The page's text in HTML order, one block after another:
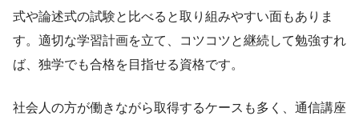
式や論述式の試験と比べると取り組みやすい面もありま
す。適切な学習計画を立て、コツコツと継続して勉強すれ
ば、独学でも合格を目指せる資格です。
社会人の方が働きながら取得するケースも多く、通信講座